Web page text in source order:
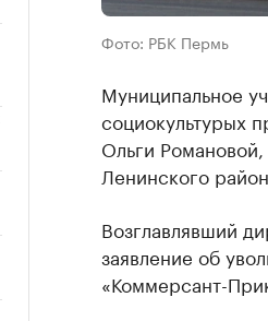
Фото: РБК Пермь
Муниципальное
социокультурых
Ольги
Ленинского
Возглавлявший
заявление об
«Коммерсант-